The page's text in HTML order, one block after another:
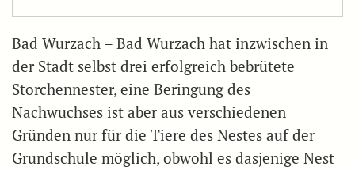
Bad Wurzach – Bad Wurzach hat inzwischen in
der Stadt selbst drei erfolgreich bebrütete
Storchennester, eine Beringung des
Nachwuchses ist aber aus verschiedenen
Gründen nur für die Tiere des Nestes auf der
Grundschule möglich, obwohl es dasjenige Nest